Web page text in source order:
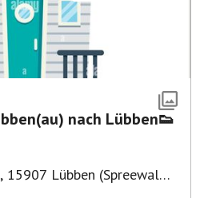
nach Lübben👟
, 15907 Lübben (Spreewald),